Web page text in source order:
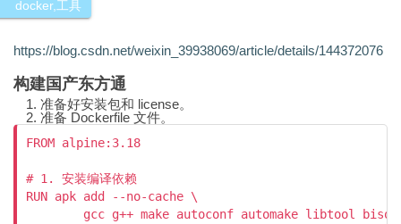
docker, 工具
https://blog.csdn.net/weixin_39938069/article/details/144372076
构建国产东方通
准备好安装包和 license。
准备 Dockerfile 文件。
FROM alpine:3.18
# 1. 安装编译依赖
RUN apk add --no-cache \
gcc g++ make autoconf automake libtool